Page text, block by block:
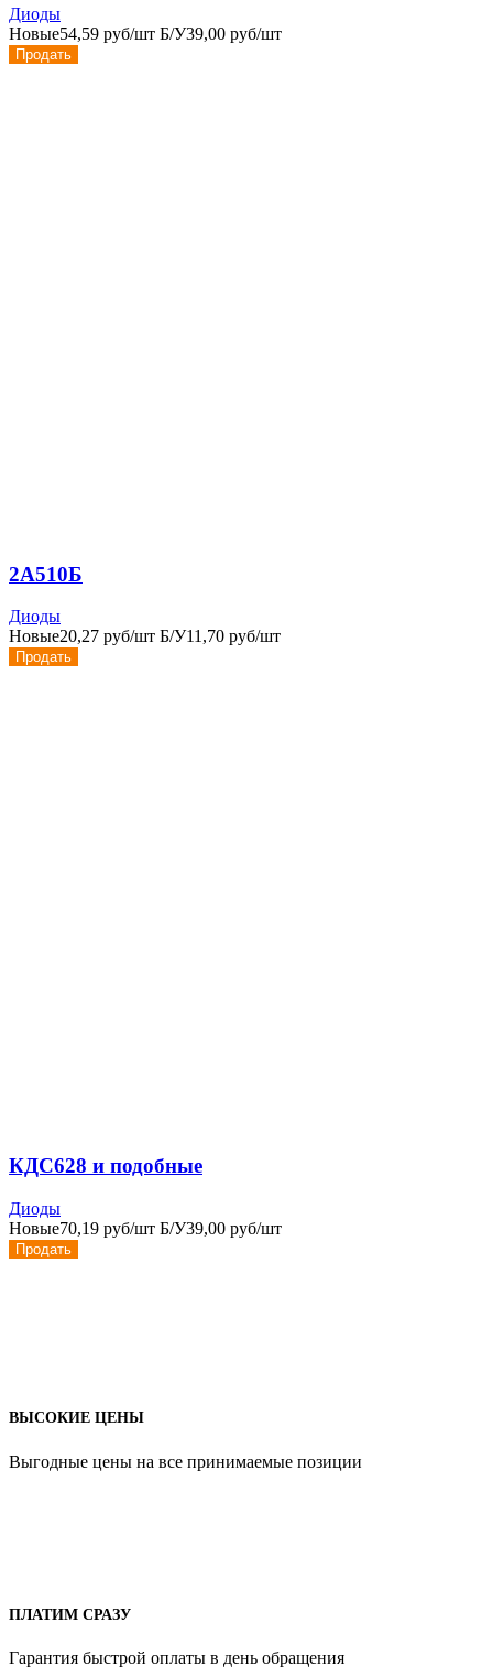
Диоды
Новые54,59 руб/шт Б/У39,00 руб/шт
Продать
2А510Б
Диоды
Новые20,27 руб/шт Б/У11,70 руб/шт
Продать
КДС628 и подобные
Диоды
Новые70,19 руб/шт Б/У39,00 руб/шт
Продать
ВЫСОКИЕ ЦЕНЫ
Выгодные цены на все принимаемые позиции
ПЛАТИМ СРАЗУ
Гарантия быстрой оплаты в день обращения